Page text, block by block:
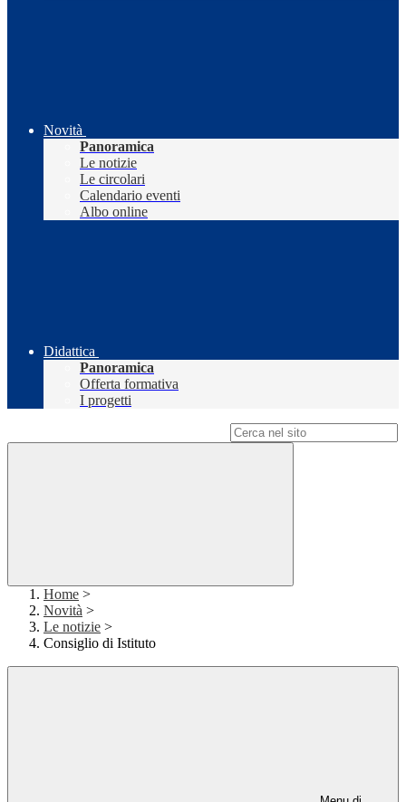
Novità
Panoramica
Le notizie
Le circolari
Calendario eventi
Albo online
Didattica
Panoramica
Offerta formativa
I progetti
Home >
Novità >
Le notizie >
Consiglio di Istituto